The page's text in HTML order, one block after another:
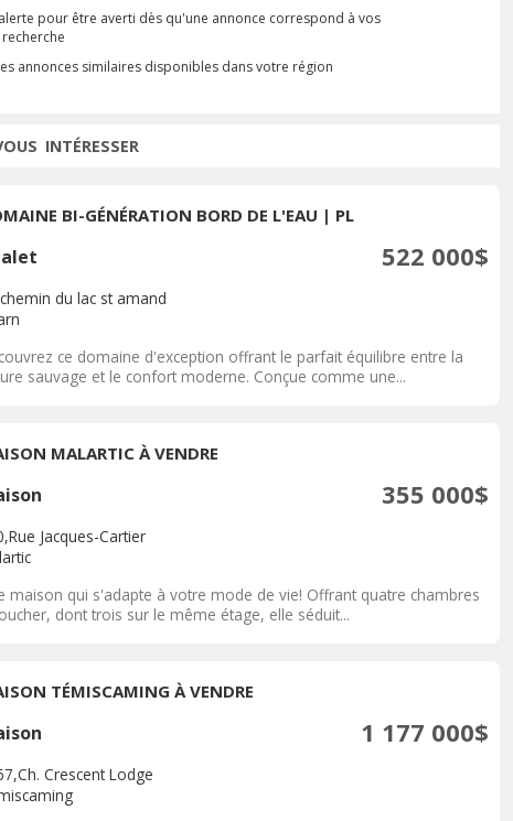
pour être averti dès qu'une annonce correspond à vos
annonces similaires disponibles dans votre région
INTÉRESSER
BI-GÉNÉRATION BORD DE L'EAU | PL
522 000$
du lac st amand
ce domaine d'exception offrant le parfait équilibre entre la
sauvage et le confort moderne. Conçue comme une...
MALARTIC À VENDRE
355 000$
Jacques-Cartier
maison qui s'adapte à votre mode de vie! Offrant quatre chambres
dont trois sur le même étage, elle séduit...
TÉMISCAMING À VENDRE
1 177 000$
Crescent Lodge